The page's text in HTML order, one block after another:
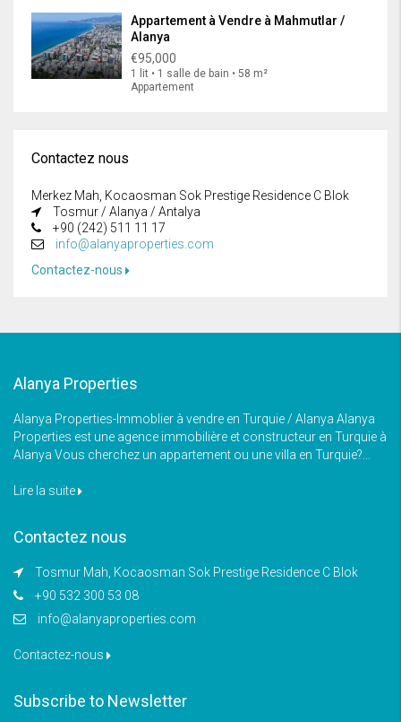
Appartement à Vendre à Mahmutlar /
Alanya
€95,000
1 lit • 1 salle de bain • 58 m²
Appartement
Contactez nous
Merkez Mah, Kocaosman Sok Prestige Residence C Blok
Tosmur / Alanya / Antalya
+90 (242) 511 11 17
info@alanyaproperties.com
Contactez-nous
Alanya Properties
Alanya Properties-Immoblier à vendre en Turquie / Alanya Alanya
Properties est une agence immobilière et constructeur en Turquie à
Alanya Vous cherchez un appartement ou une villa en Turquie?...
Lire la suite
Contactez nous
Tosmur Mah, Kocaosman Sok Prestige Residence C Blok
+90 532 300 53 08
info@alanyaproperties.com
Contactez-nous
Subscribe to Newsletter